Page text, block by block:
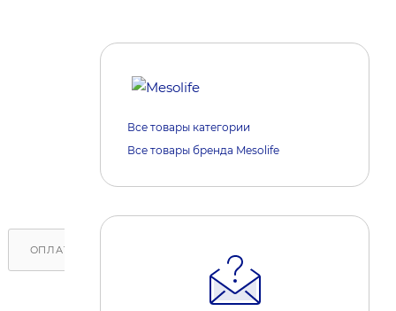
ОПЛАТА
Все товары категории
Все товары бренда Mesolife